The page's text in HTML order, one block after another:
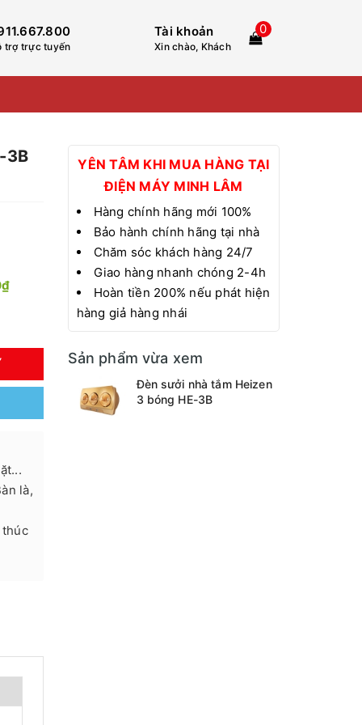
trợ trực tuyến
Tài khoản
Xin chào, Khách
0
3B
là,
thúc
YÊN TÂM KHI MUA HÀNG TẠI
ĐIỆN MÁY MINH LÂM
Hàng chính hãng mới 100%
Bảo hành chính hãng tại nhà
Chăm sóc khách hàng 24/7
Giao hàng nhanh chóng 2-4h
Hoàn tiền 200% nếu phát hiện
hàng giả hàng nhái
Sản phẩm vừa xem
Đèn sưởi nhà tắm Heizen
3 bóng HE-3B